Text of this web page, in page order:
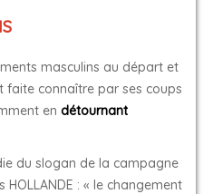
masculins au départ et
faite connaître par ses coups
en détournant
du slogan de la campagne
: « le changement